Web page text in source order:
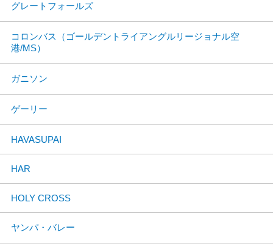
グレートフォールズ
コロンバス（ゴールデントライアングルリージョナル空
港/MS）
ガニソン
ゲーリー
HAVASUPAI
HAR
HOLY CROSS
ヤンパ・バレー